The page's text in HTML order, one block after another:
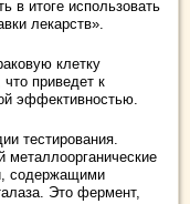
в итоге использовать
лекарств».
клетку
приведет к
эффективностью.
тестирования.
металлоорганические
содержащими
Это фермент,